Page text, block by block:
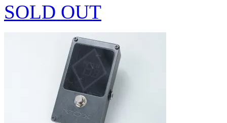
SOLD OUT